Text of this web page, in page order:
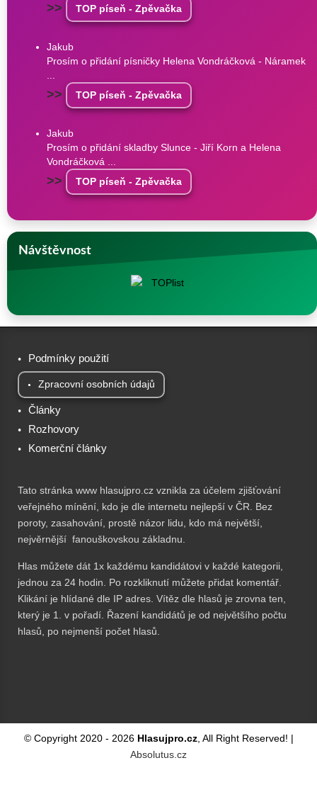
>> TOP píseň - Zpěvačka
Jakub
Prosím o přidání písničky Helena Vondráčková - Náramek
>> TOP píseň - Zpěvačka
Jakub
Prosím o přidání skladby Slunce - Jiří Korn a Helena
Vondráčková ...
>> TOP píseň - Zpěvačka
Návštěvnost
Podmínky použití
Zpracovní osobních údajů
Články
Rozhovory
Komerční články
Tato stránka www hlasujpro.cz vznikla za účelem zjišťování
veřejného mínění, kdo je dle internetu nejlepší v ČR. Bez
poroty, zasahování, prostě názor lidu, kdo má největší,
nejvěrnější fanouškovskou základnu.
Hlas můžete dát 1x každému kandidátovi v každé kategorii,
jednou za 24 hodin. Po rozkliknutí můžete přidat komentář.
Klikání je hlídané dle IP adres. Vítěz dle hlasů je zrovna ten,
který je 1. v pořadí. Řazení kandidátů je od největšího počtu
hlasů, po nejmenší počet hlasů.
© Copyright 2020 - 2026 Hlasujpro.cz, All Right Reserved! |
Absolutus.cz